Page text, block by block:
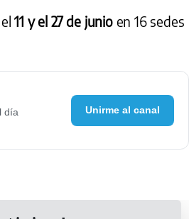
el11 y el 27 de junioen 16 sedes
día
Unirme al canal